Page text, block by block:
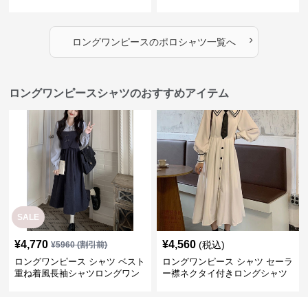
ロングワンピースのポロシャツ一覧へ ›
ロングワンピースシャツのおすすめアイテム
SALE
¥4,770 ¥5960(割引前)
ロングワンピース シャツ ベスト
重ね着風長袖シャツロングワン
¥4,560 (税込)
ロングワンピース シャツ セーラ
ー襟ネクタイ付きロングシャツ